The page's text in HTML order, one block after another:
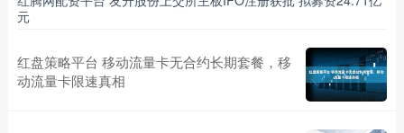
元
红盘策略平台 移动流量卡无合约长期套餐，移
动流量卡限速真相